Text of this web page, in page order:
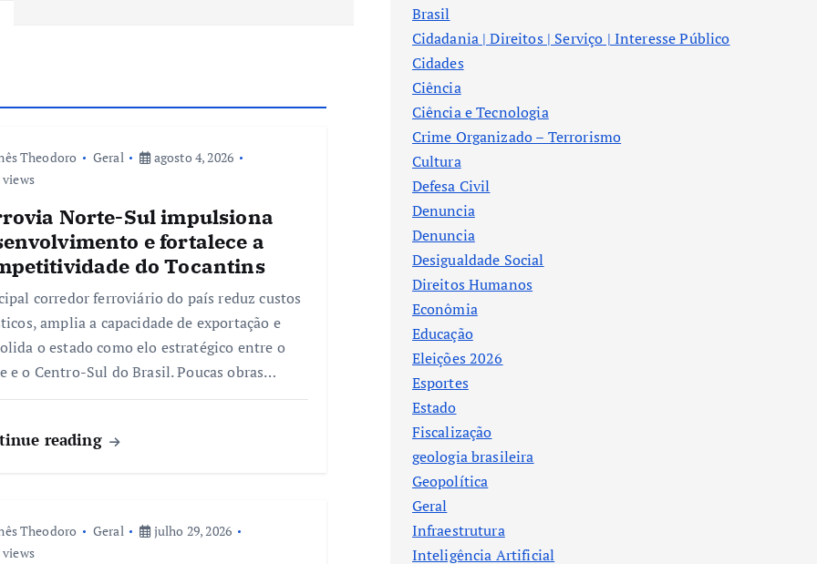
Theodoro Geral
agosto 4, 2026
views
Norte-Sul impulsiona
e fortalece a
do Tocantins
corredor ferroviário do país reduz custos
amplia a capacidade de exportação e
o estado como elo estratégico entre o
e o Centro-Sul do Brasil. Poucas obras…
reading
Theodoro Geral
julho 29, 2026
views
Brasil
Cidadania | Direitos | Serviço | Interesse Público
Cidades
Ciência
Ciência e Tecnologia
Crime Organizado – Terrorismo
Cultura
Defesa Civil
Denuncia
Denuncia
Desigualdade Social
Direitos Humanos
Econômia
Educação
Eleições 2026
Esportes
Estado
Fiscalização
geologia brasileira
Geopolítica
Geral
Infraestrutura
Inteligência Artificial